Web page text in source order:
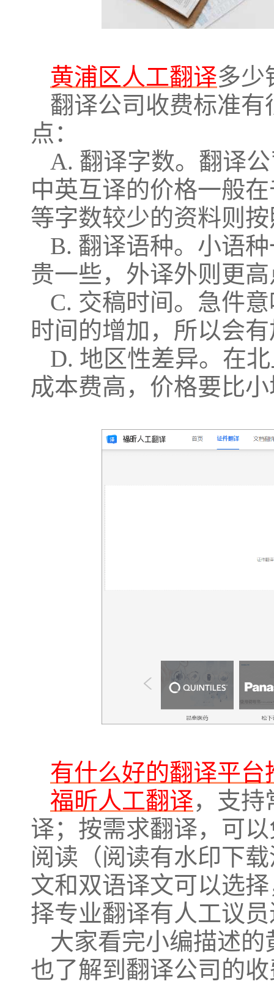
黄浦区人工翻译多少
翻译公司收费标准
点：
A. 翻译字数。翻译
中英互译的价格一般
等字数较少的资料则
B. 翻译语种。小语
贵一些，外译外则更
C. 交稿时间。急件
时间的增加，所以会
D. 地区性差异。在
成本费高，价格要比
有什么好的翻译平台
福昕人工翻译，支持
译；按需求翻译，可
阅读（阅读有水印下
文和双语译文可以选
择专业翻译有人工议
大家看完小编描述
也了解到翻译公司的